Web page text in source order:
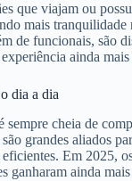
que viajam ou
mais tranquilidade
de funcionais, são
ainda mais
dia a dia
sempre cheia de
grandes aliados
Em 2025,
ganharam ainda